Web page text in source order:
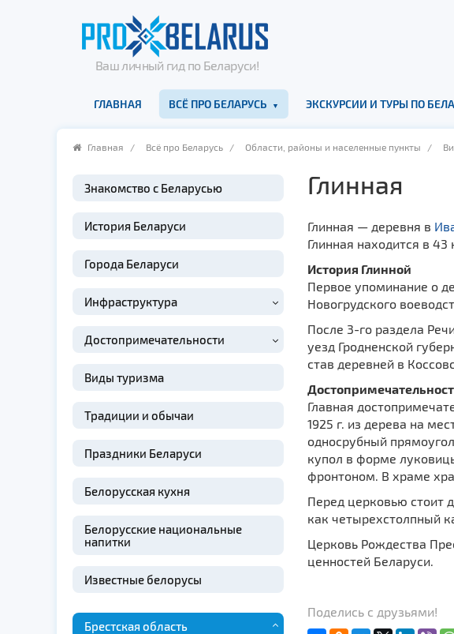
Ваш личный гид по Беларуси!
ГЛАВНАЯ ВСЁ ПРО БЕЛАРУСЬ ЭКСКУРСИИ И ТУРЫ ПО
Главная / Всё про Беларусь / Области, районы и населенные пункты /
Знакомство с Беларусью
История Беларуси
Города Беларуси
Инфраструктура
Достопримечательности
Виды туризма
Традиции и обычаи
Праздники Беларуси
Белорусская кухня
Белорусские национальные
напитки
Известные белорусы
Брестская область
Глинная
Глинная — деревня в
Глинная находится в
История Глинной
Первое упоминание о
Новогрудского
После 3-го раздела
уезд Гродненской
став деревней в
Главная
1925 г. из дерева на
односрубный
купол в форме
фронтоном. В храме
Перед церковью стоит
как четырехстолпный
Церковь Рождества
ценностей Беларуси.
Поделись с друзьями!